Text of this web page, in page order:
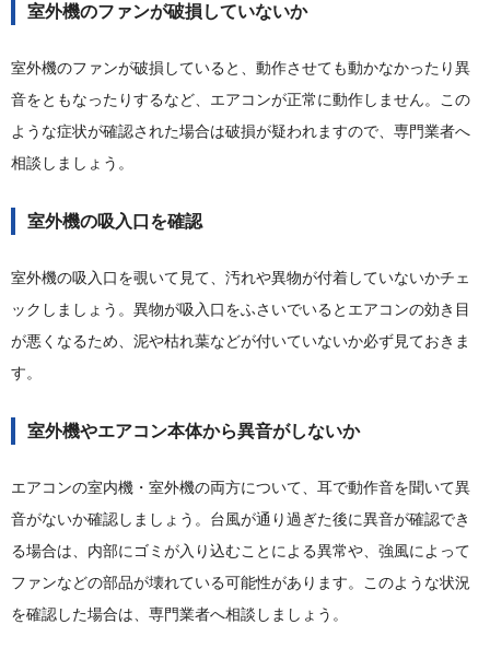
室外機のファンが破損していないか
室外機のファンが破損していると、動作させても動かなかったり異
音をともなったりするなど、エアコンが正常に動作しません。この
ような症状が確認された場合は破損が疑われますので、専門業者へ
相談しましょう。
室外機の吸入口を確認
室外機の吸入口を覗いて見て、汚れや異物が付着していないかチェ
ックしましょう。異物が吸入口をふさいでいるとエアコンの効き目
が悪くなるため、泥や枯れ葉などが付いていないか必ず見ておきま
す。
室外機やエアコン本体から異音がしないか
エアコンの室内機・室外機の両方について、耳で動作音を聞いて異
音がないか確認しましょう。台風が通り過ぎた後に異音が確認でき
る場合は、内部にゴミが入り込むことによる異常や、強風によって
ファンなどの部品が壊れている可能性があります。このような状況
を確認した場合は、専門業者へ相談しましょう。